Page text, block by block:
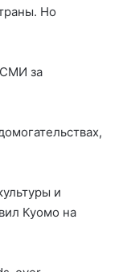
Но
СМИ за
и
Куомо на